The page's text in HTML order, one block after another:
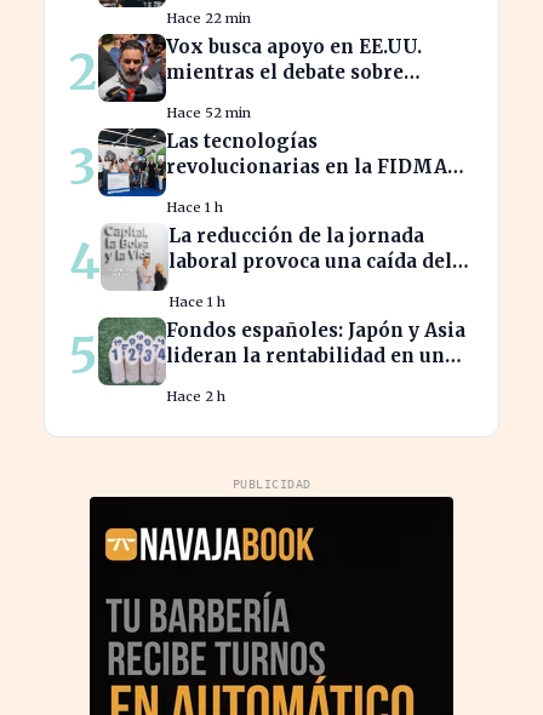
Hace 22 min
2
Vox busca apoyo en EE.UU.
mientras el debate sobre
intensifica
Hace 52 min
3
Las tecnologías
revolucionarias en la FIDMA
empresarial en Asturias
Hace 1 h
4
La reducción de la jornada
laboral provoca una caída del
española
Hace 1 h
5
Fondos españoles: Japón y Asia
lideran la rentabilidad en un
Hace 2 h
PUBLICIDAD